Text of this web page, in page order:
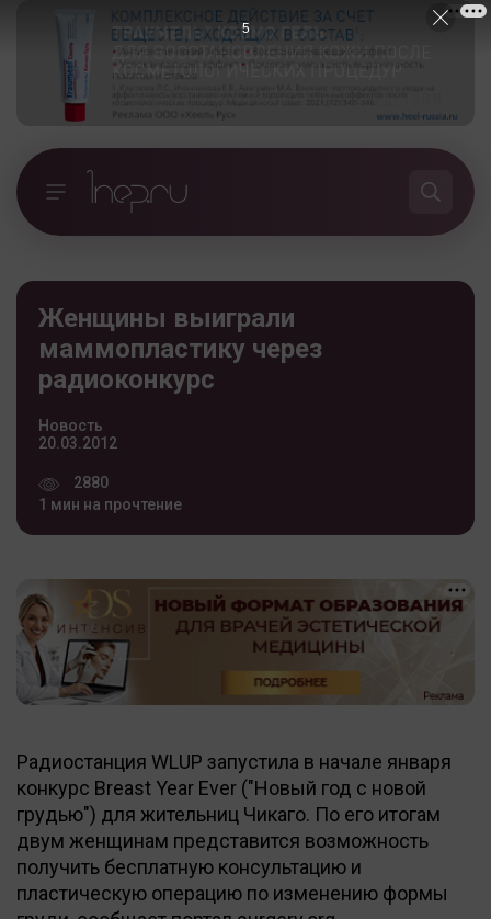
Женщины выиграли
маммопластику через
радиоконкурс
Новость
20.03.2012
2880
1 мин на прочтение
Радиостанция WLUP запустила в начале января
конкурс Breast Year Ever ("Новый год с новой
грудью") для жительниц Чикаго. По его итогам
двум женщинам представится возможность
получить бесплатную консультацию и
пластическую операцию по изменению формы
4